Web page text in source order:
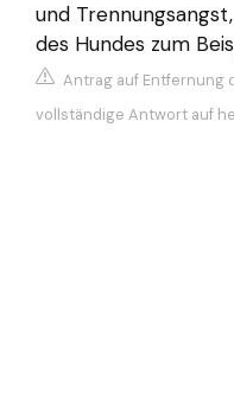
und
des Hundes zum
Antrag auf Entfernung
vollständige Antwort auf